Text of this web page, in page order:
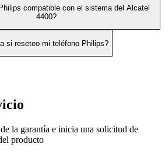
compatible con el sistema del Alcatel
4400?
si reseteo mi teléfono Philips?
la garantía e inicia una solicitud de
producto